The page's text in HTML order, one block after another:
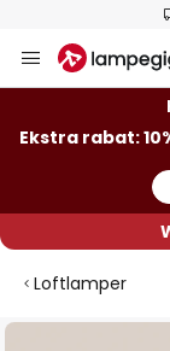
to
Ekstra rabat:
Loftlamper
Gå